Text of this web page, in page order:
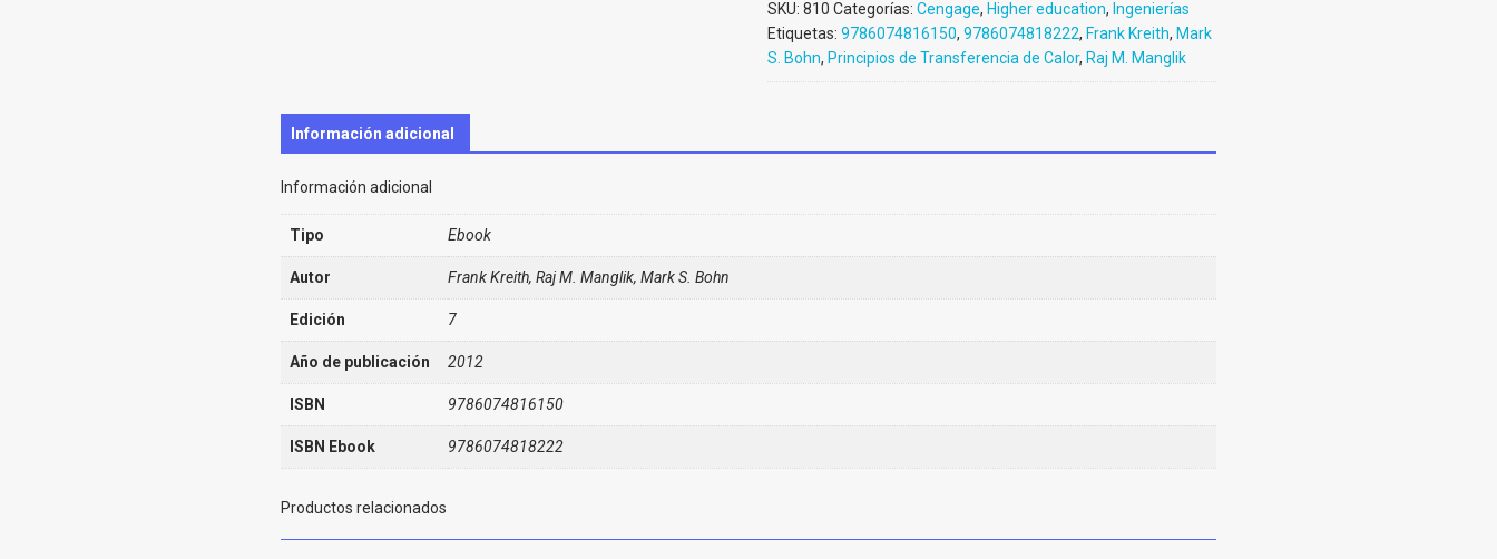
SKU: 810 Categorías: Cengage, Higher education, Ingenierías
Etiquetas: 9786074816150, 9786074818222, Frank Kreith, Mark
S. Bohn, Principios de Transferencia de Calor, Raj M. Manglik
Información adicional
Información adicional
Tipo Ebook
Autor Frank Kreith, Raj M. Manglik, Mark S. Bohn
Edición 7
Año de publicación 2012
ISBN 9786074816150
ISBN Ebook 9786074818222
Productos relacionados